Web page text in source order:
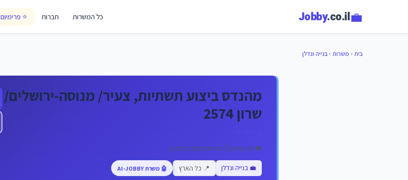
💼
Jobby.co.il כל המשרות חברות ⭐ פרימיום
בית › משרות › בנייה ונדלן
מהנדס ביצוע תשתיות, צעיר/ מנוסה-ירושלים/
שרון 2574
👁️ 13 צפיות 🕐 פורסם 11/01/2026
💼 בנייה ונדלן 📍 כל הארץ 🤖 משרת AI-JOBBY